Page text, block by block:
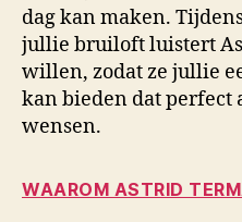
dag kan maken.
jullie bruiloft luistert
willen, zodat ze jullie
kan bieden dat
wensen.
WAAROM ASTRID